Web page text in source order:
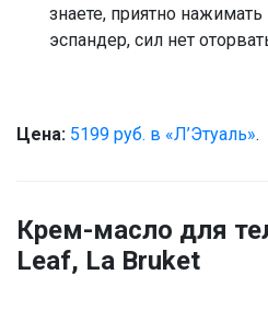
знаете, приятно
эспандер, сил нет
Цена: 5199 руб. в «Л’Этуаль».
Крем-масло для
Leaf, La Bruket